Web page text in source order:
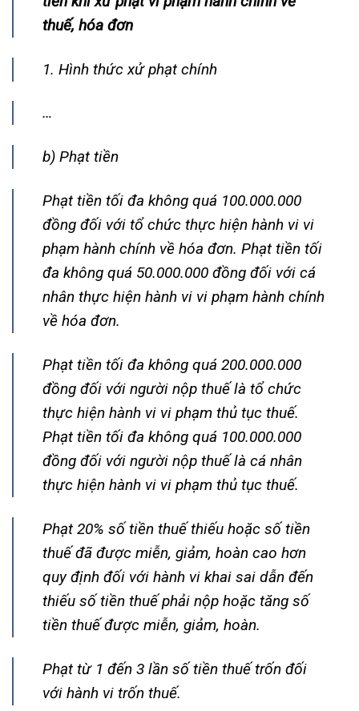
thuế, hóa đơn
1. Hình thức xử phạt chính
…
b) Phạt tiền
Phạt tiền tối đa không quá 100.000.000
đồng đối với tổ chức thực hiện hành vi vi
phạm hành chính về hóa đơn. Phạt tiền tối
đa không quá 50.000.000 đồng đối với cá
nhân thực hiện hành vi vi phạm hành chính
về hóa đơn.
Phạt tiền tối đa không quá 200.000.000
đồng đối với người nộp thuế là tổ chức
thực hiện hành vi vi phạm thủ tục thuế.
Phạt tiền tối đa không quá 100.000.000
đồng đối với người nộp thuế là cá nhân
thực hiện hành vi vi phạm thủ tục thuế.
Phạt 20% số tiền thuế thiếu hoặc số tiền
thuế đã được miễn, giảm, hoàn cao hơn
quy định đối với hành vi khai sai dẫn đến
thiếu số tiền thuế phải nộp hoặc tăng số
tiền thuế được miễn, giảm, hoàn.
Phạt từ 1 đến 3 lần số tiền thuế trốn đối
với hành vi trốn thuế.